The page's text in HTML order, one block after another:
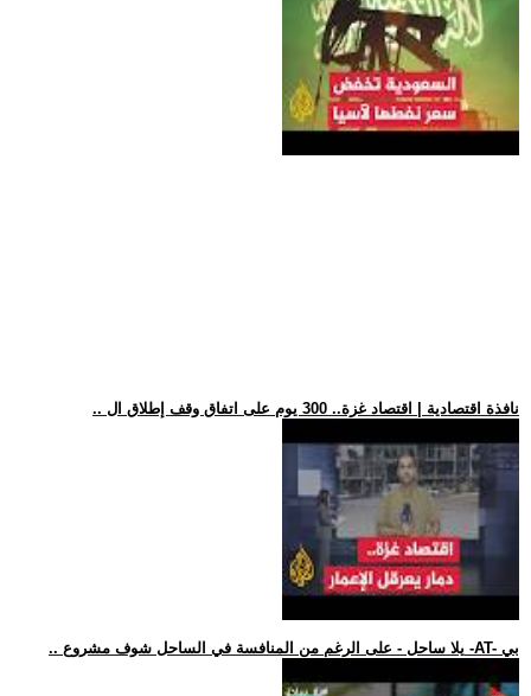
.. نافذة اقتصادية | اقتصاد غزة.. 300 يوم على اتفاق وقف إطلاق ال
.. يلا ساحل - على الرغم من المنافسة في الساحل شوف مشروع -AT- بي